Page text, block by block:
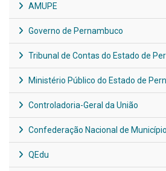
AMUPE
Governo de Pernambuco
Tribunal de Contas do Estado de
Ministério Público do Estado de
Controladoria-Geral da União
Confederação Nacional de
QEdu